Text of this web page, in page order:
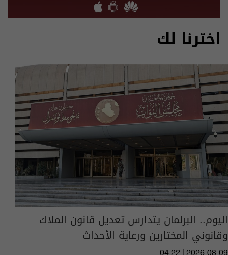
اخترنا لك
اليوم.. البرلمان يتدارس تعديل قانون الملاك
وقانوني المختارين ورعاية الأحداث